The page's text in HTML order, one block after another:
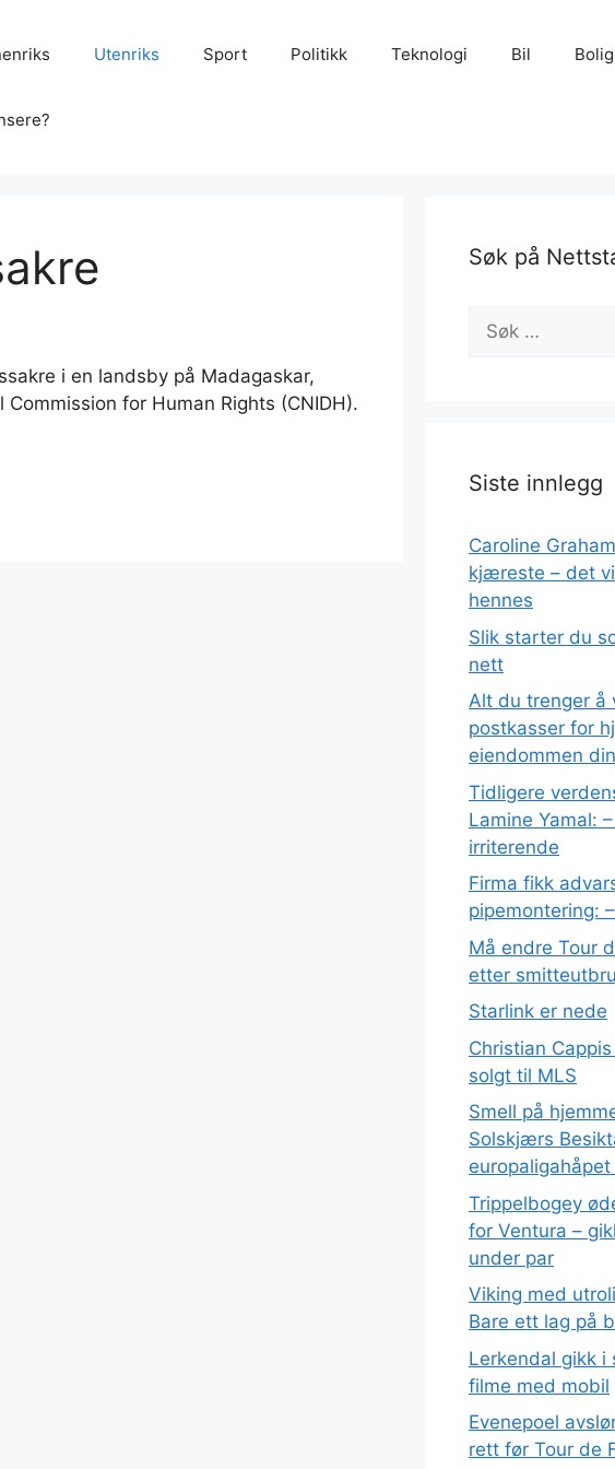
Utenriks Sport Politikk Teknologi Bil Bolig
i en landsby på Madagaskar,
for Human Rights (CNIDH).
Søk på
Søk
etter:
Siste innlegg
Caroline
kjæreste – det
hennes
Slik starter du
nett
Alt du trenger å
postkasser for
eiendommen din
Tidligere
Lamine Yamal:
irriterende
Firma fikk
pipemontering:
Må endre Tour
etter
Starlink er nede
Christian
solgt til MLS
Smell på
Solskjærs
Trippelbogey
for Ventura –
under par
Viking med
Bare ett lag på
Lerkendal gikk i
filme med mobil
Evenepoel
rett før Tour de